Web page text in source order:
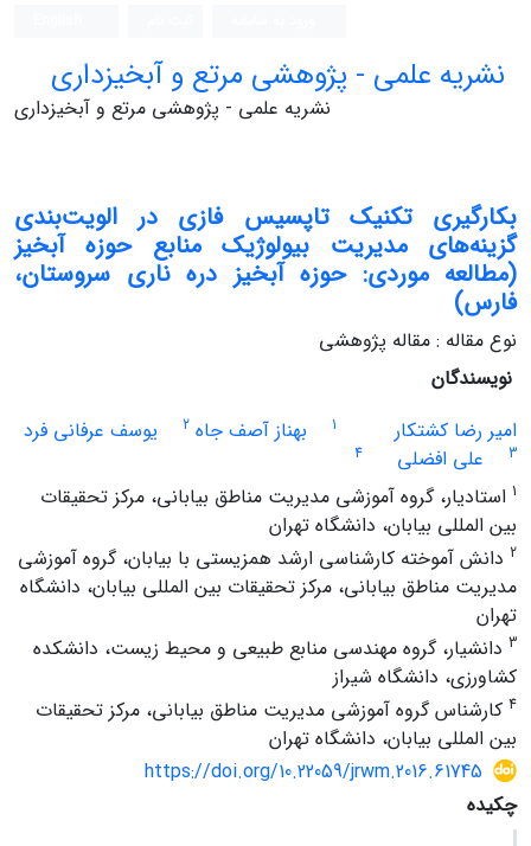
نشریه علمی - پژوهشی مرتع و آبخیزداری
نشریه علمی - پژوهشی مرتع و آبخیزداری
بکارگیری تکنیک تاپسیس فازی در الویت‌بندی
گزینه‌های مدیریت بیولوژیک منابع حوزه آبخیز
(مطالعه موردی: حوزه آبخیز دره ناری سروستان،
فارس)
نوع مقاله : مقاله پژوهشی
نویسندگان
امیر رضا کشتکار
1 بهناز آصف جاه 2 یوسف عرفانی فرد
3 علی افضلی
4
1 استادیار، گروه آموزشی مدیریت مناطق بیابانی، مرکز تحقیقات
بین المللی بیابان، دانشگاه تهران
2 دانش آموخته کارشناسی ارشد همزیستی با بیابان، گروه آموزشی
مدیریت مناطق بیابانی، مرکز تحقیقات بین المللی بیابان، دانشگاه
تهران
3 دانشیار، گروه مهندسی منابع طبیعی و محیط زیست، دانشکده
کشاورزی، دانشگاه شیراز
4 کارشناس گروه آموزشی مدیریت مناطق بیابانی، مرکز تحقیقات
بین المللی بیابان، دانشگاه تهران
https://doi.org/10.22059/jrwm.2016.61745
چکیده